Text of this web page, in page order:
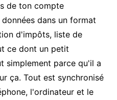
de ton compte
dans un format
d'impôts, liste de
ce dont un petit
simplement parce qu'il a
ça. Tout est synchronisé
l'ordinateur et le